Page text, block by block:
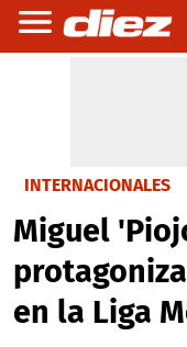
INTERNACIONALES
Miguel
en la Liga